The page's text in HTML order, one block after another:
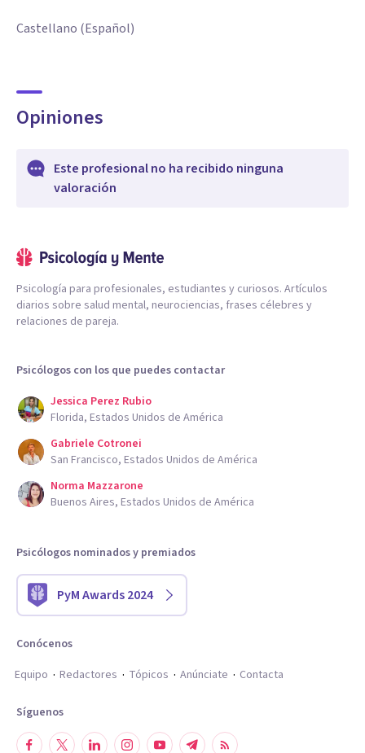
Castellano (Español)
Opiniones
Este profesional no ha recibido ninguna
valoración
Psicología para profesionales, estudiantes y curiosos. Artículos
diarios sobre salud mental, neurociencias, frases célebres y
relaciones de pareja.
Psicólogos con los que puedes contactar
Jessica Perez Rubio
Florida, Estados Unidos de América
Gabriele Cotronei
San Francisco, Estados Unidos de América
Norma Mazzarone
Buenos Aires, Estados Unidos de América
Psicólogos nominados y premiados
PyM Awards 2024
Conócenos
Equipo
Redactores Tópicos Anúnciate Contacta
Síguenos